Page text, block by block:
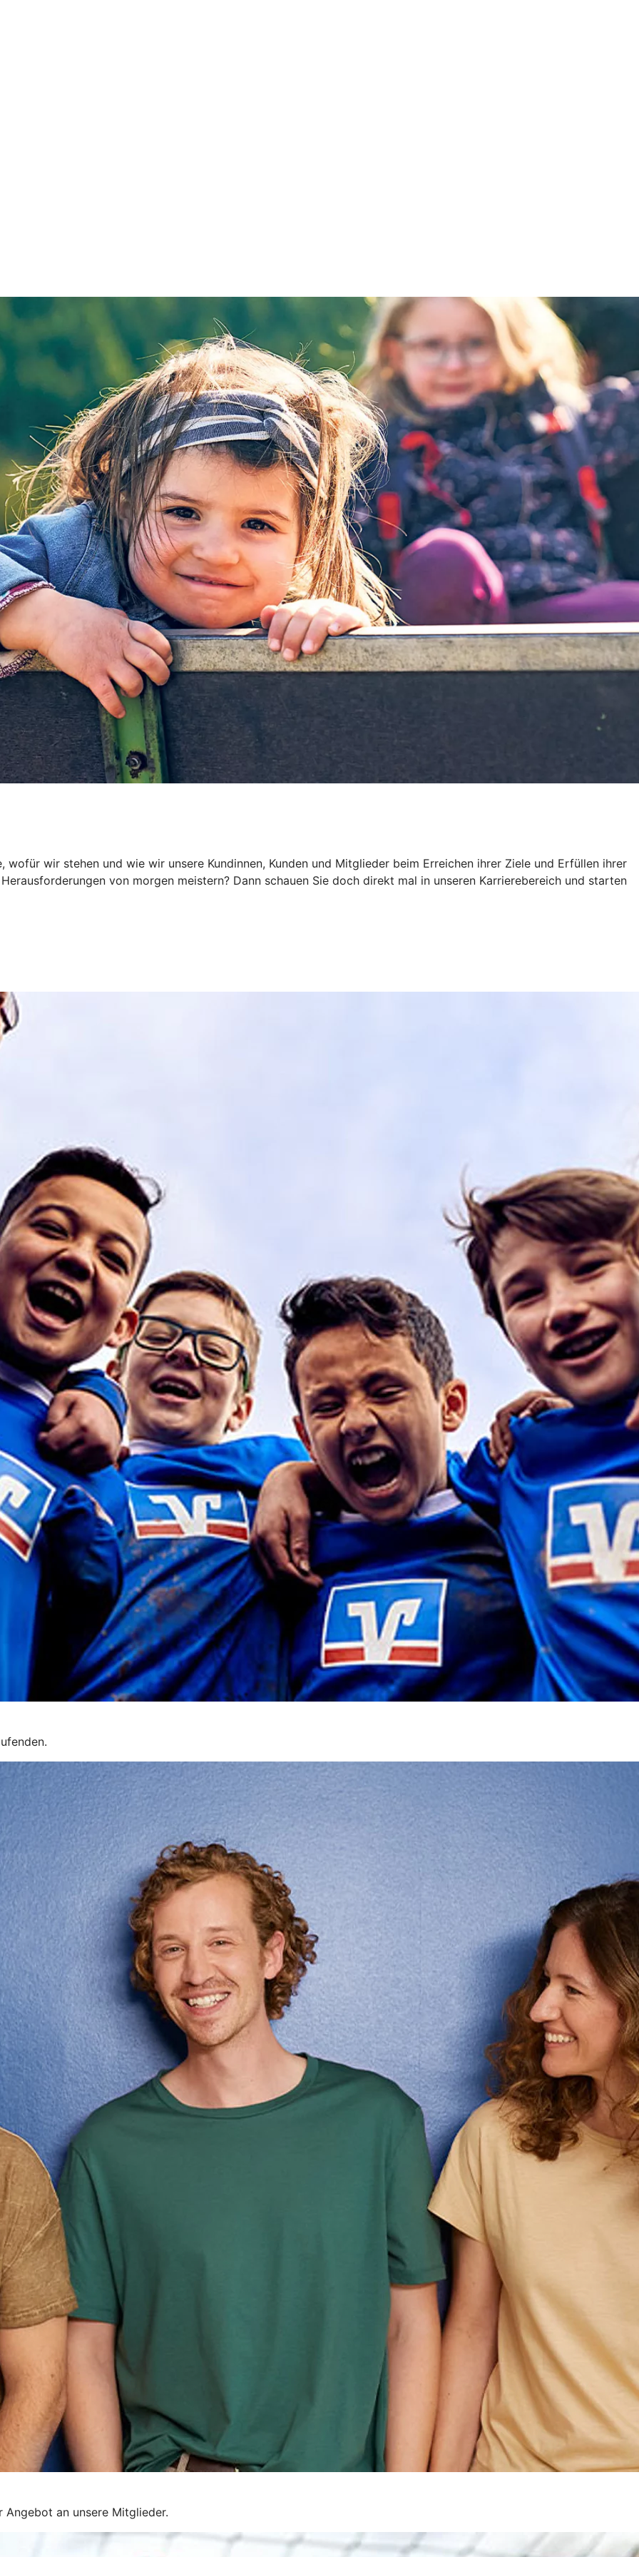
wofür wir stehen und wie wir unsere Kundinnen, Kunden und Mitglieder beim Erreichen ihrer Ziele und Erfüllen ihrer
von morgen meistern? Dann schauen Sie doch direkt mal in unseren Karrierebereich und starten
an unsere Mitglieder.